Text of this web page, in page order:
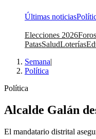
Últimas noticias
Elecciones 2026
PatasSaludLoterías
Semana|
Política
Política
Alcalde Galán
El mandatario distrital